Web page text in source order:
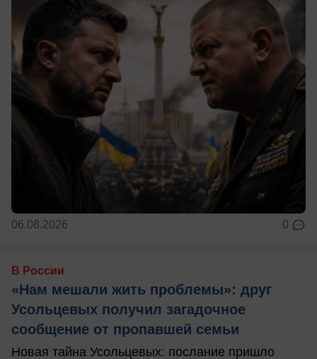
06.08.2026 0
В России
«Нам мешали жить проблемы»: друг
Усольцевых получил загадочное
сообщение от пропавшей семьи
Новая тайна Усольцевых: послание пришло